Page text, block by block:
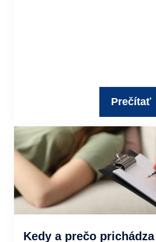
Prečítať
Kedy a prečo